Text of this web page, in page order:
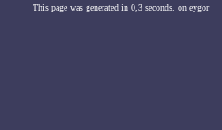
This page was generated in 0,3 seconds. on eygor